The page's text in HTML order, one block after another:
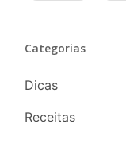
Categorias
Dicas
Receitas